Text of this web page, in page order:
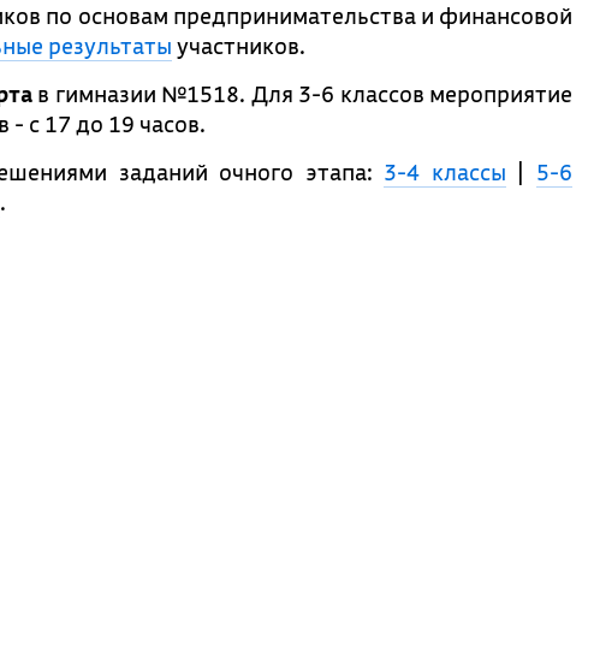
по основам предпринимательства и финансовой
результаты участников.
в гимназии №1518. Для 3-6 классов мероприятие
- с 17 до 19 часов.
заданий очного этапа: 3-4 классы
5-6
.